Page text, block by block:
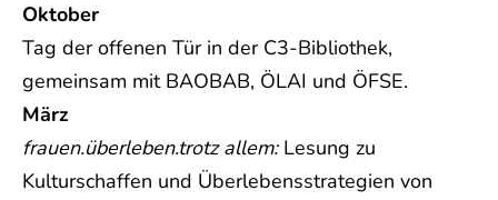
Oktober
Tag der offenen Tür in der C3-Bibliothek,
gemeinsam mit BAOBAB, ÖLAI und ÖFSE.
März
frauen.überleben.trotz allem:Lesung zu
Kulturschaffen und Überlebensstrategien von